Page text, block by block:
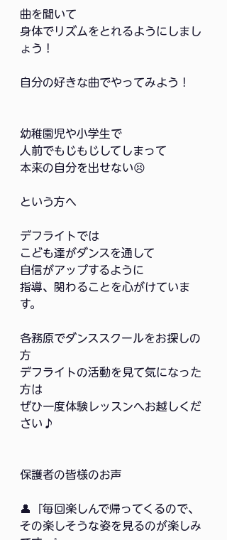
曲を聞いて
身体でリズムをとれるようにしまし
ょう！
自分の好きな曲でやってみよう！
幼稚園児や小学生で
人前でもじもじしてしまって
本来の自分を出せない😣
という方へ
デフライトでは
こども達がダンスを通して
自信がアップするように
指導、関わることを心がけていま
す。
各務原でダンススクールをお探しの
方
デフライトの活動を見て気になった
方は
ぜひ一度体験レッスンへお越しくだ
さい♪
保護者の皆様のお声
👤『毎回楽しんで帰ってくるので、
その楽しそうな姿を見るのが楽しみ